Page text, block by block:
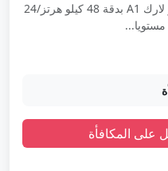
ميكروفون لاسلكي مغناطيسي صغير لارك A1 بدقة 48 كيلو هرتز/24
على المكافأة